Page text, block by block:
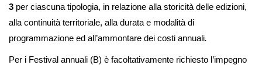
3 per ciascuna tipologia, in relazione alla storicità delle edizioni,
alla continuità territoriale, alla durata e modalità di
programmazione ed all’ammontare dei costi annuali.
Per i Festival annuali (B) è facoltativamente richiesto l’impegno